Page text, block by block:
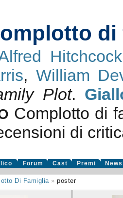
Hitchcock
, William
Plot.
Complotto di
di
Forum Cast Premi News
Di Famiglia»poster